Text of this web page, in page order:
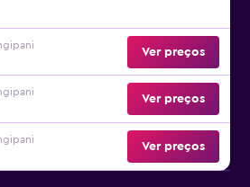
Ver preços
Ver preços
Ver preços